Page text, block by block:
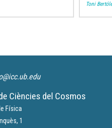
Toni
Ciències del Cosmos
Física
1